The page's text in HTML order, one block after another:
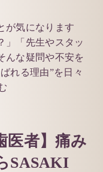
が気になります
」「先生やスタッ
な疑問や不安を
れる理由”を日々
医者】痛み
SASAKI